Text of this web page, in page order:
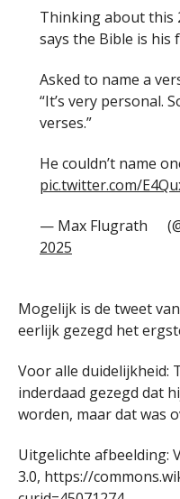
Thinking about this
says the Bible is his
Asked to name a
“It’s very personal.
verses.”
He couldn’t name
pic.twitter.com/
— Max Flugrath
2025
Mogelijk is de tweet
eerlijk gezegd het
Voor alle duidelijkheid:
inderdaad gezegd dat
worden, maar dat was
Uitgelichte afbeelding:
3.0, https://